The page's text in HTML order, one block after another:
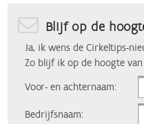
Blijf op de
Ja, ik wens de Cirkeltips-
Zo blijf ik op de hoogte
Voor- en achternaam:
Bedrijfsnaam: